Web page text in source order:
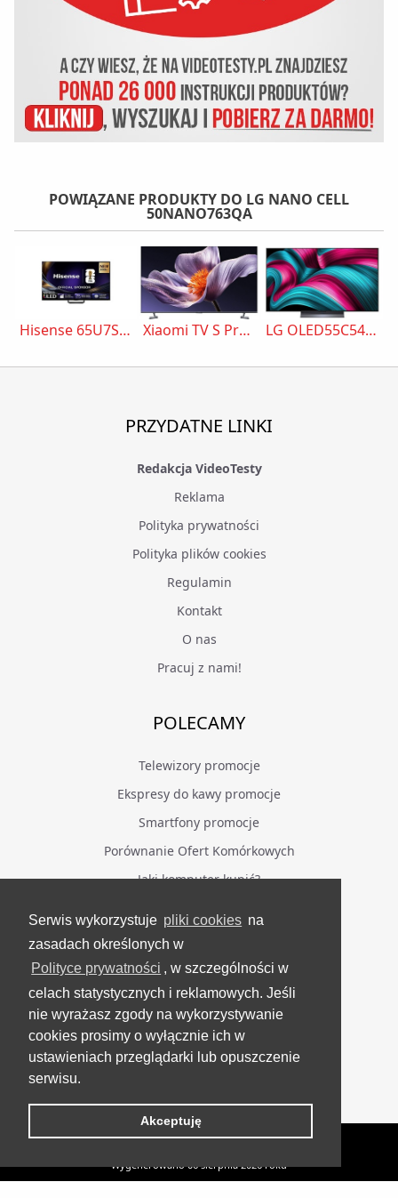
Serwis wykorzystuje pliki cookies na
zasadach określonych w
Polityce prywatności , w szczególności w
celach statystycznych i reklamowych. Jeśli
nie wyrażasz zgody na wykorzystywanie
cookies prosimy o wyłącznie ich w
ustawieniach przeglądarki lub opuszczenie
serwisu.
Akceptuję
POWIĄZANE PRODUKTY DO LG NANO CELL
50NANO763QA
Hisense 65U7S Pro Xiaomi TV S Pro Mini LED 65 2026 LG OLED55C54LA
PRZYDATNE LINKI
Redakcja VideoTesty
Reklama
Polityka prywatności
Polityka plików cookies
Regulamin
Kontakt
O nas
Pracuj z nami!
POLECAMY
Telewizory promocje
Ekspresy do kawy promocje
Smartfony promocje
Porównanie Ofert Komórkowych
Jaki komputer kupić?
BĄDŹ NA BIEŻĄCO
Facebook
Grupa Testerzy Videotestów
YouTube
Twitter
VideoTesty.pl Wszelkie prawa zastrzeżone
Wygenerowano 06 sierpnia 2026 roku